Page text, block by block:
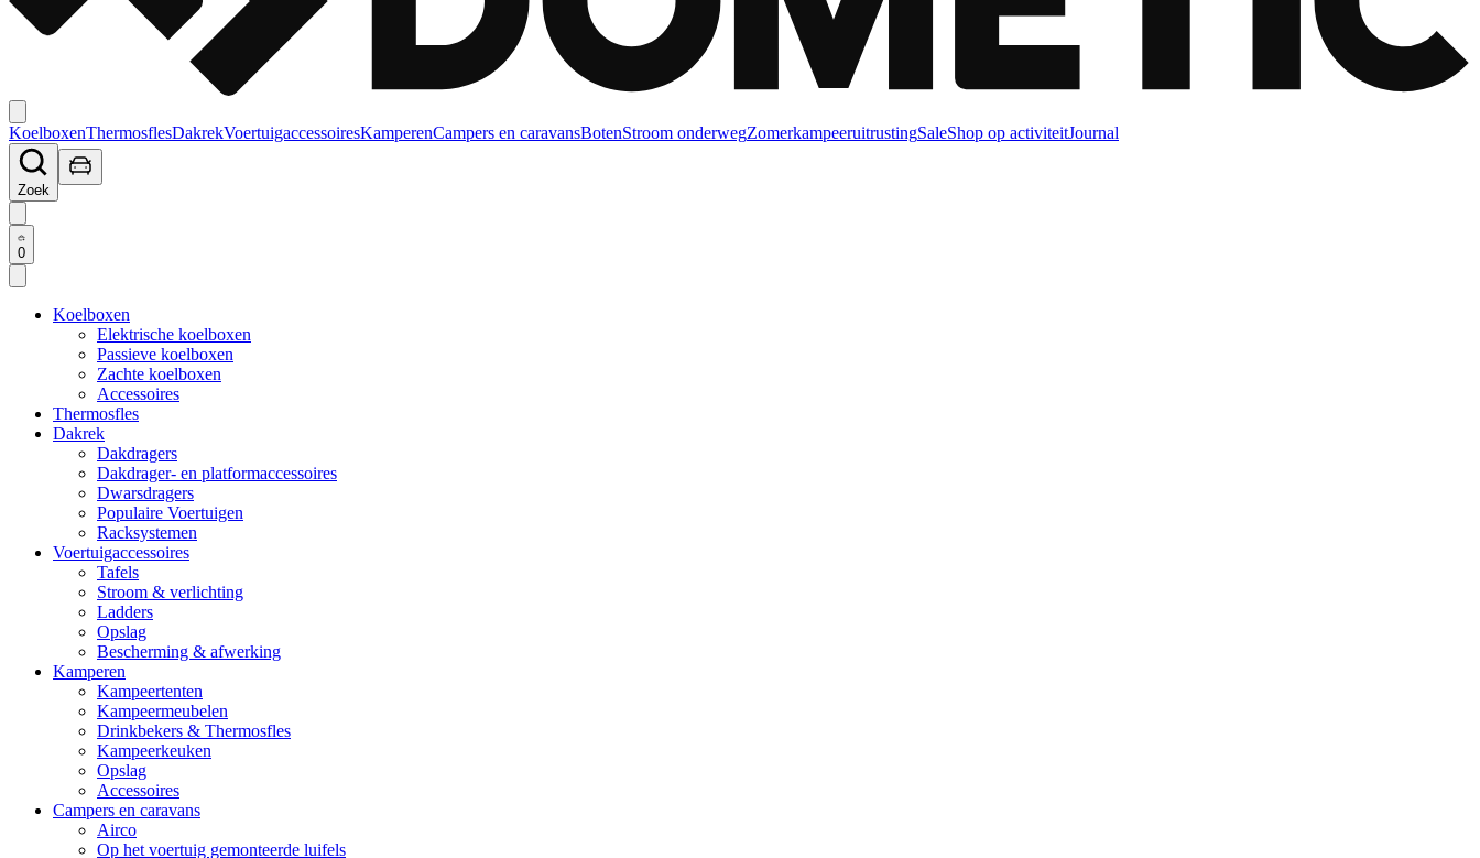
KoelboxenThermosflesDakrekVoertuigaccessoiresKamperenCampers en caravansBotenStroom onderwegZomerkampeeruitrustingSaleShop op activiteitJournal
Zoek
0
Koelboxen
Elektrische koelboxen
Passieve koelboxen
Zachte koelboxen
Accessoires
Thermosfles
Dakrek
Dakdragers
Dakdrager- en platformaccessoires
Dwarsdragers
Populaire Voertuigen
Racksystemen
Voertuigaccessoires
Tafels
Stroom & verlichting
Ladders
Opslag
Bescherming & afwerking
Kamperen
Kampeertenten
Kampeermeubelen
Drinkbekers & Thermosfles
Kampeerkeuken
Opslag
Accessoires
Campers en caravans
Airco
Op het voertuig gemonteerde luifels